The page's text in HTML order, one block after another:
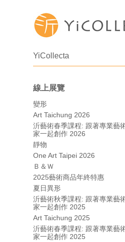
YiCollecta
線上展覽
變形
Art Taichung 2026
沂藝術春季課程: 跟著專業藝
家一起創作 2026
靜物
One Art Taipei 2026
Ｂ＆Ｗ
2025藝術商品年終特惠
夏日異形
沂藝術秋季課程: 跟著專業藝
家一起創作 2025
Art Taichung 2025
沂藝術春季課程: 跟著專業藝
家一起創作 2025